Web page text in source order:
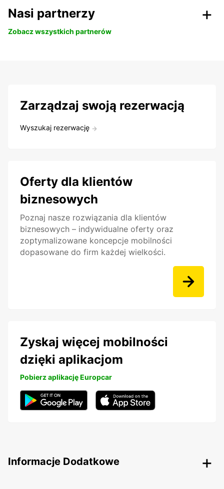
Nasi partnerzy
Zobacz wszystkich partnerów
Zarządzaj swoją rezerwacją
Wyszukaj rezerwację
Oferty dla klientów
biznesowych
Poznaj nasze rozwiązania dla klientów
biznesowych – indywidualne oferty oraz
zoptymalizowane koncepcje mobilności
dopasowane do firm każdej wielkości.
Zyskaj więcej mobilności
dzięki aplikacjom
Pobierz aplikację Europcar
Informacje Dodatkowe